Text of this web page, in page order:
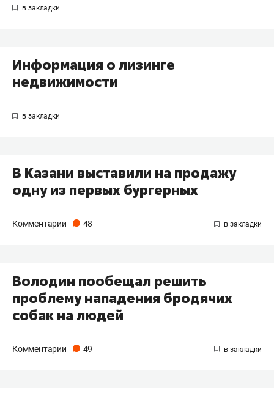
Информация о лизинге
недвижимости
В Казани выставили на продажу
одну из первых бургерных
Комментарии 48
Володин пообещал решить
проблему нападения бродячих
собак на людей
Комментарии 49